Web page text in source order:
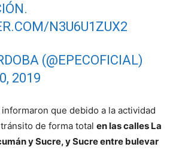
N3U6U1ZUX2
(@EPECOFICIAL)
2019
que debido a la actividad
de forma total en las calles La
y Sucre, y Sucre entre bulevar